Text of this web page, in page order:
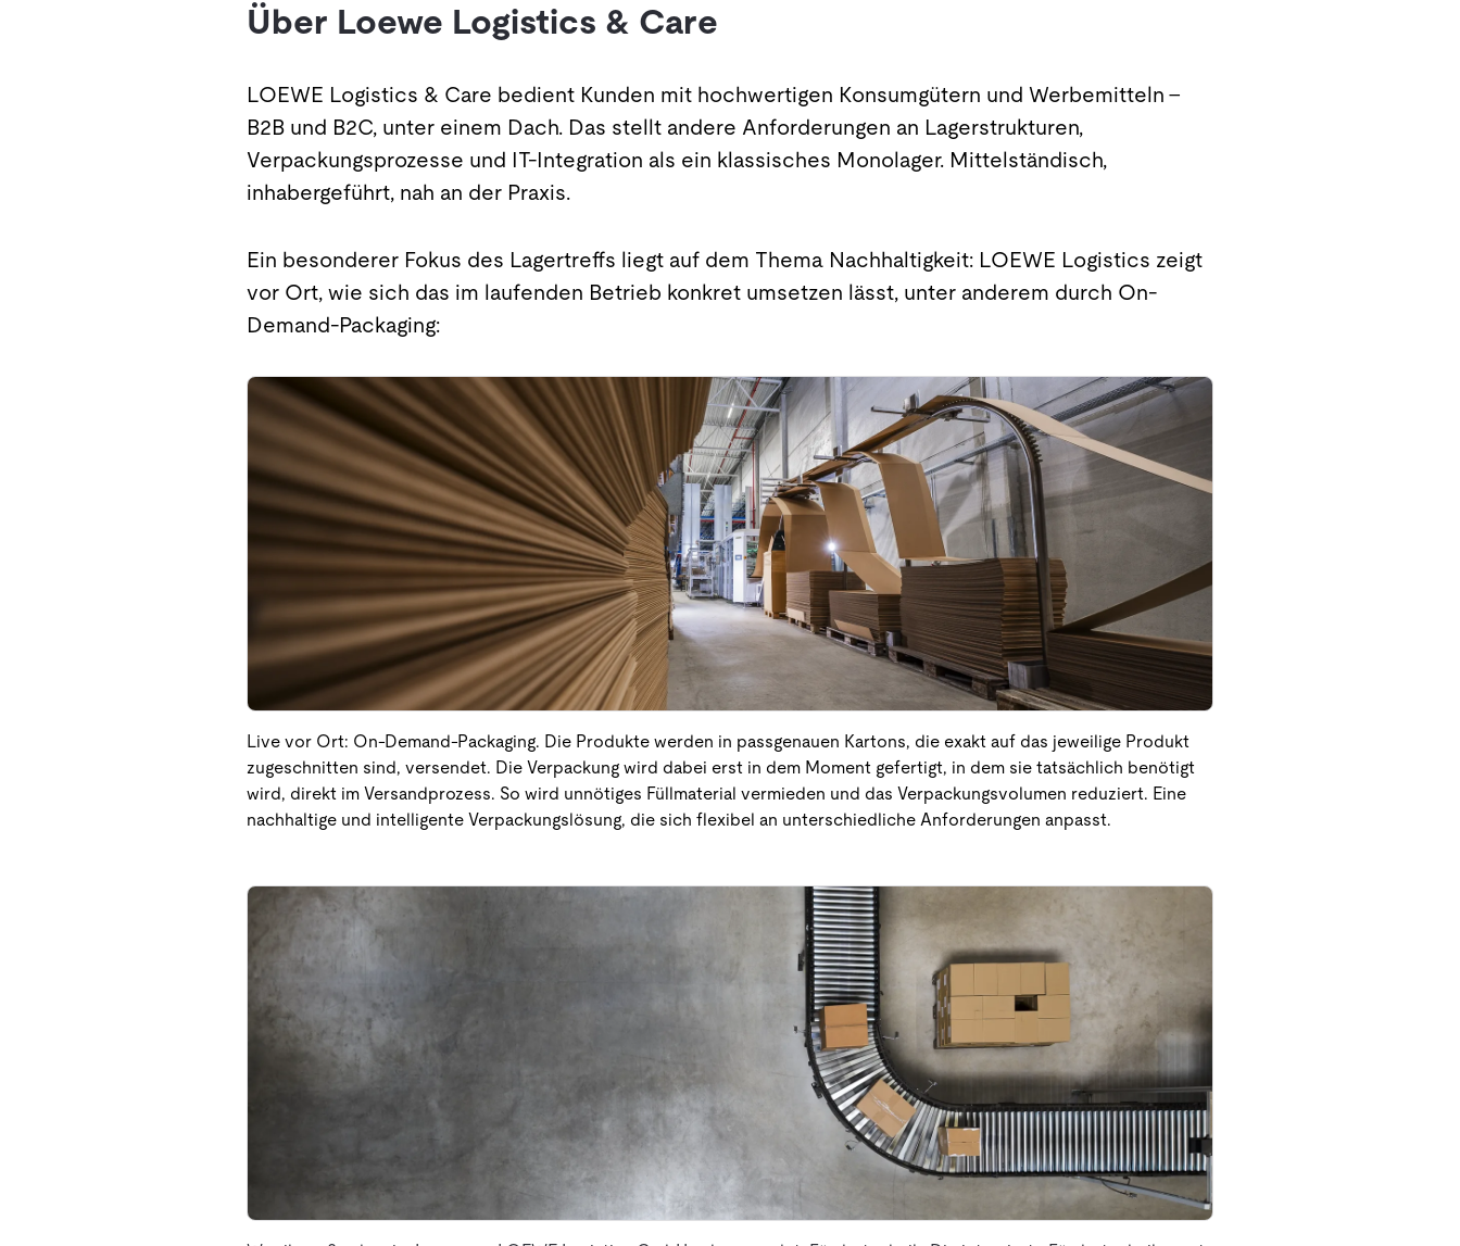
Über Loewe Logistics & Care
LOEWE Logistics & Care bedient Kunden mit hochwertigen Konsumgütern und Werbemitteln –
B2B und B2C, unter einem Dach. Das stellt andere Anforderungen an Lagerstrukturen,
Verpackungsprozesse und IT-Integration als ein klassisches Monolager. Mittelständisch,
inhabergeführt, nah an der Praxis.
Ein besonderer Fokus des Lagertreffs liegt auf dem Thema Nachhaltigkeit: LOEWE Logistics zeigt
vor Ort, wie sich das im laufenden Betrieb konkret umsetzen lässt, unter anderem durch On-
Demand-Packaging:
Live vor Ort: On-Demand-Packaging. Die Produkte werden in passgenauen Kartons, die exakt auf das jeweilige Produkt
zugeschnitten sind, versendet. Die Verpackung wird dabei erst in dem Moment gefertigt, in dem sie tatsächlich benötigt
wird, direkt im Versandprozess. So wird unnötiges Füllmaterial vermieden und das Verpackungsvolumen reduziert. Eine
nachhaltige und intelligente Verpackungslösung, die sich flexibel an unterschiedliche Anforderungen anpasst.